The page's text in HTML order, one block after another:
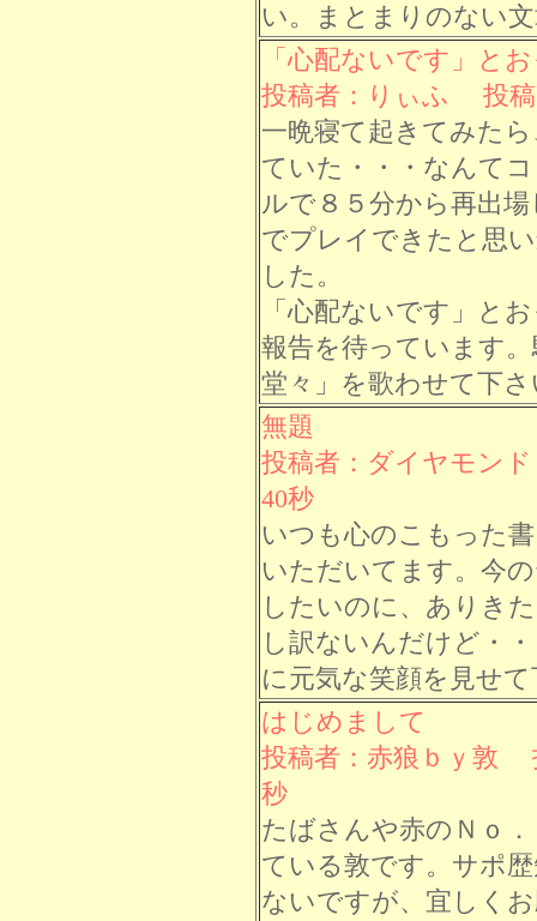
い。まとまりのない
「心配ないです」と
投稿者：りぃふ 投稿
一晩寝て起きてみた
ていた・・・なんて
ルで８５分から再出
でプレイできたと思
した。
「心配ないです」と
報告を待っています
堂々」を歌わせて下さ
無題
投稿者：ダイヤモン
40秒
いつも心のこもった
いただいてます。今
したいのに、ありき
し訳ないんだけど・
に元気な笑顔を見せ
はじめまして
投稿者：赤狼ｂｙ敦
秒
たばさんや赤のＮｏ
ている敦です。サポ
ないですが、宜しく